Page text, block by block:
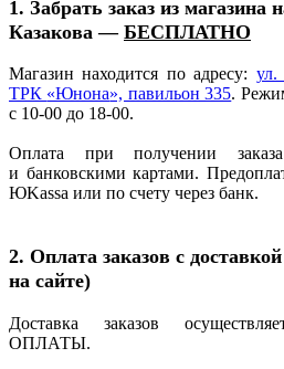
1. Забрать заказ из
Казакова — БЕСПЛАТНО
Магазин находится по адресу: ул.
ТРК «Юнона», павильон 335.
с 10-00 до 18-00.
Оплата при получении
и банковскими картами.
ЮKassa или по счету через банк.
2. Оплата заказов с доставкой
на сайте)
Доставка заказов
ОПЛАТЫ.